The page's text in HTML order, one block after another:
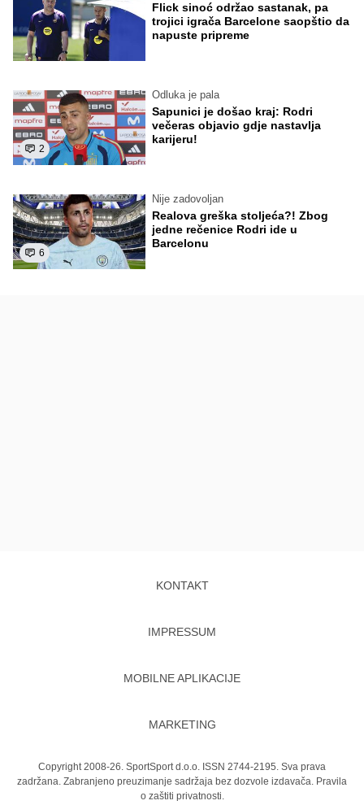
Flick sinoć održao sastanak, pa
trojici igrača Barcelone saopštio da
napuste pripreme
2
Odluka je pala
Sapunici je došao kraj: Rodri
večeras objavio gdje nastavlja
karijeru!
6
Nije zadovoljan
Realova greška stoljeća?! Zbog
jedne rečenice Rodri ide u
Barcelonu
KONTAKT
IMPRESSUM
MOBILNE APLIKACIJE
MARKETING
Copyright 2008-26. SportSport d.o.o. ISSN 2744-2195. Sva prava
zadržana. Zabranjeno preuzimanje sadržaja bez dozvole izdavača. Pravila
o zaštiti privatnosti.